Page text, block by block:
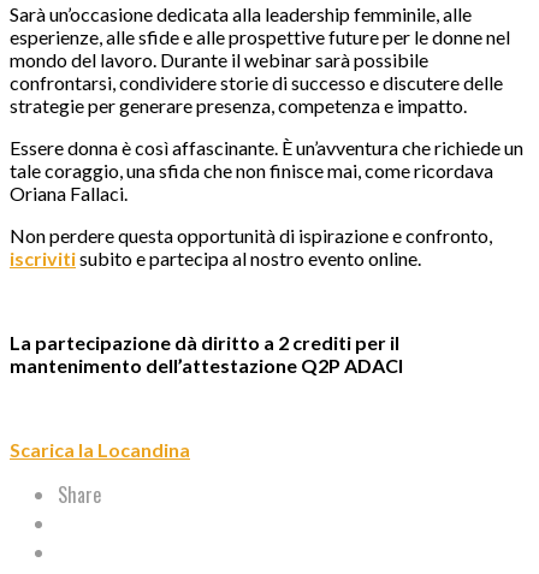
Sarà un’occasione dedicata alla leadership femminile, alle
esperienze, alle sfide e alle prospettive future per le donne nel
mondo del lavoro. Durante il webinar sarà possibile
confrontarsi, condividere storie di successo e discutere delle
strategie per generare presenza, competenza e impatto.
Essere donna è così affascinante. È un’avventura che richiede un
tale coraggio, una sfida che non finisce mai, come ricordava
Oriana Fallaci.
Non perdere questa opportunità di ispirazione e confronto,
iscrivitisubito e partecipa al nostro evento online.
La partecipazione dà diritto a 2 crediti per il
mantenimento dell’attestazione Q2P ADACI
Scarica la Locandina
Share